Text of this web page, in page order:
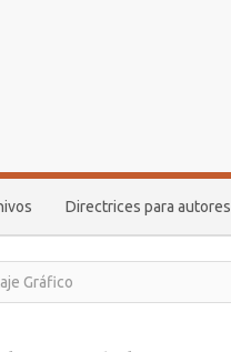
Directrices para autores
Gráfico